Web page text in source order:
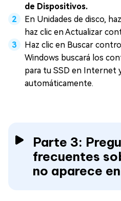
de Dispositivos.
En Unidades de disco,
haz clic en Actualizar
Haz clic en Buscar
Windows buscará los
para tu SSD en Internet
automáticamente.
Parte 3:
frecuentes
no aparece